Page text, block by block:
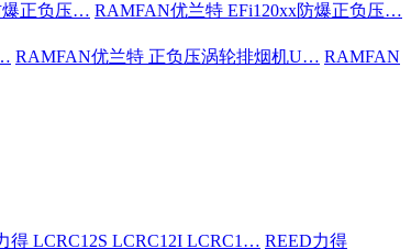
爆正负压… RAMFAN优兰特 EFi120xx防爆正负压…
RAMFAN优兰特 正负压涡轮排烟机U… RAMFAN
得 LCRC12S LCRC12I LCRC1… REED力得